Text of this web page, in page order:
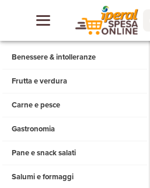
Benessere & intolleranze
Frutta e verdura
Carne e pesce
Gastronomia
Pane e snack salati
Salumi e formaggi